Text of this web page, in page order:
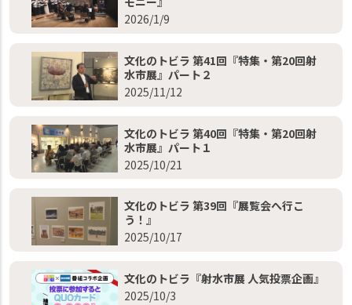
2026/1/9
文化のトビラ 第41回『特集・第20回射
水市展』パート２
2025/11/12
文化のトビラ 第40回『特集・第20回射
水市展』パート１
2025/10/21
文化のトビラ 第39回『展覧会へ行こ
う！』
2025/10/17
文化のトビラ『射水市展 人気投票企画』
2025/10/3